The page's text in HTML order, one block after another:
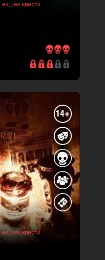
екшен квести
14+
екшен квести